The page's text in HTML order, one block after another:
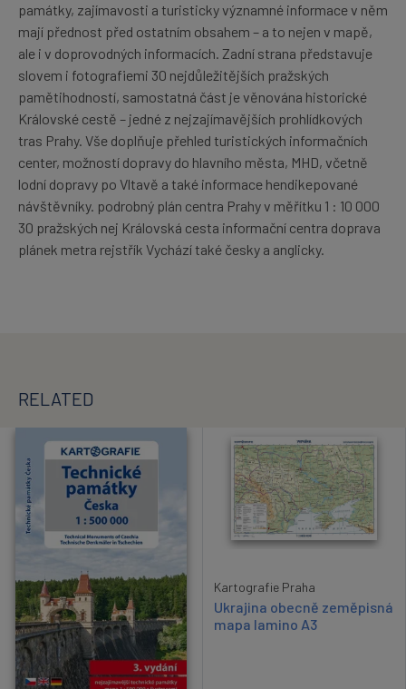
památky, zajímavosti a turisticky významné informace v něm
mají přednost před ostatním obsahem – a to nejen v mapě,
ale i v doprovodných informacích. Zadní strana představuje
slovem i fotografiemi 30 nejdůležitějších pražských
pamětihodností, samostatná část je věnována historické
Královské cestě – jedné z nejzajímavějších prohlídkových
tras Prahy. Vše doplňuje přehled turistických informačních
center, možností dopravy do hlavního města, MHD, včetně
lodní dopravy po Vltavě a také informace hendikepované
návštěvníky. podrobný plán centra Prahy v měřítku 1 : 10 000
30 pražských nej Královská cesta informační centra doprava
plánek metra rejstřík Vychází také česky a anglicky.
RELATED
Kartografie Praha
Ukrajina obecně zeměpisná
mapa lamino A3